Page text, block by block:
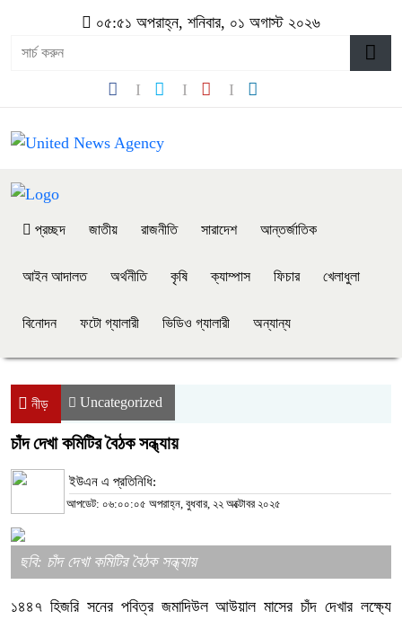
০৫:৫১ অপরাহ্ন, শনিবার, ০১ অগাস্ট ২০২৬
প্রচ্ছদ জাতীয় রাজনীতি সারাদেশ আন্তর্জাতিক
আইন আদালত অর্থনীতি কৃষি ক্যাম্পাস ফিচার খেলাধুলা
বিনোদন ফটো গ্যালারী ভিডিও গ্যালারী অন্যান্য
নীড় Uncategorized
চাঁদ দেখা কমিটির বৈঠক সন্ধ্যায়
ইউএন এ প্রতিনিধি:
আপডেট: ০৬:০০:০৫ অপরাহ্ন, বুধবার, ২২ অক্টোবর ২০২৫
ছবি: চাঁদ দেখা কমিটির বৈঠক সন্ধ্যায়
১৪৪৭ হিজরি সনের পবিত্র জমাদিউল আউয়াল মাসের চাঁদ দেখার লক্ষ্যে